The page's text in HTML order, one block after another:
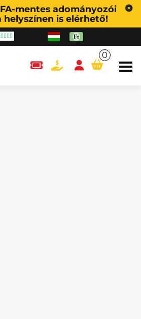
mentes adományozói
helyszínen is elérhető!
content.cart
0